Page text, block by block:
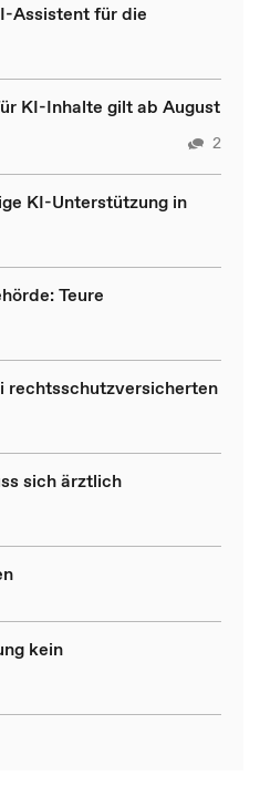
Assistent für die
KI-Inhalte gilt ab August
2
KI-Unterstützung in
Teure
rechtsschutzversicherten
sich ärztlich
kein